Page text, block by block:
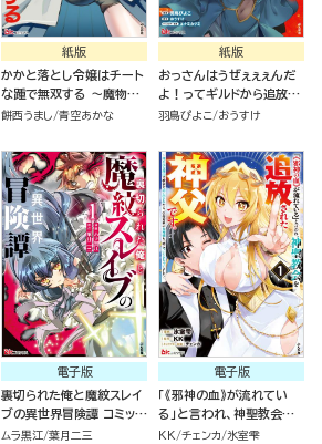
紙版
かかと落とし令嬢はチート
な踵で無双する ～魔物を
即死させて楽しんでいた
壊しました～（１）
餅西うまし 青空あかな
紙版
おっさんはうぜぇぇぇんだ
よ！ってギルドから追放し
たくせに、後から復帰要請
仲間と出会った俺はこっち
で最強を目指す！（５）
羽鳥ぴよこ おうすけ
電子版
裏切られた俺と魔紋スレイ
ブの異世界冒険譚 コミック
版 （1）
ムラ黒江 葉月二三
電子版
「《邪神の血》が流れてい
る」と言われ、神聖教会を
追放された神父です。 ～理
KK チェンカ 氷室雫